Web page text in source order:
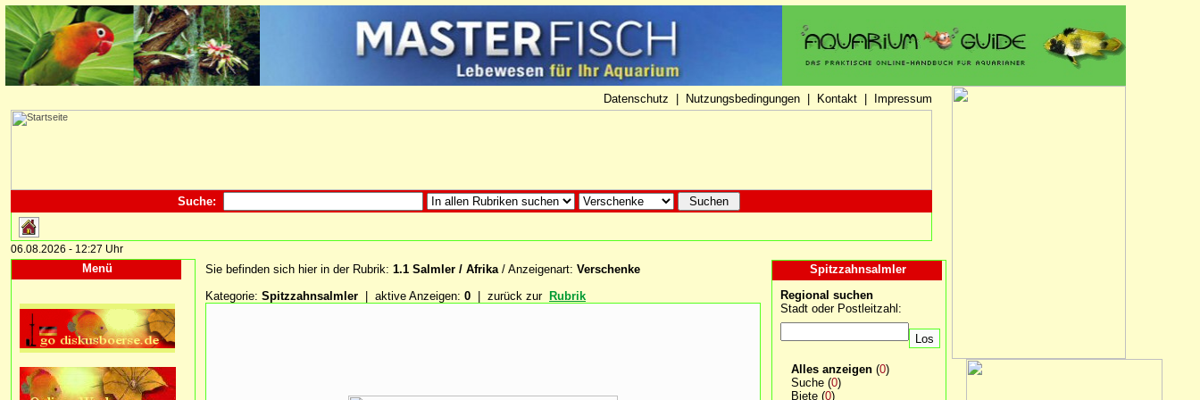
Datenschutz Nutzungsbedingungen Kontakt Impressum
Suche:
06.08.2026 - 12:27 Uhr
Menü Sie befinden sich hier in der Rubrik: 1.1 Salmler / Afrika/ Anzeigenart: Verschenke
Kategorie: Spitzzahnsalmler | aktive Anzeigen: 0 | zurück zur Rubrik
Spitzzahnsalmler
Regional suchen
Stadt oder Postleitzahl:
Alles anzeigen (0)
Suche (0)
Biete (0)